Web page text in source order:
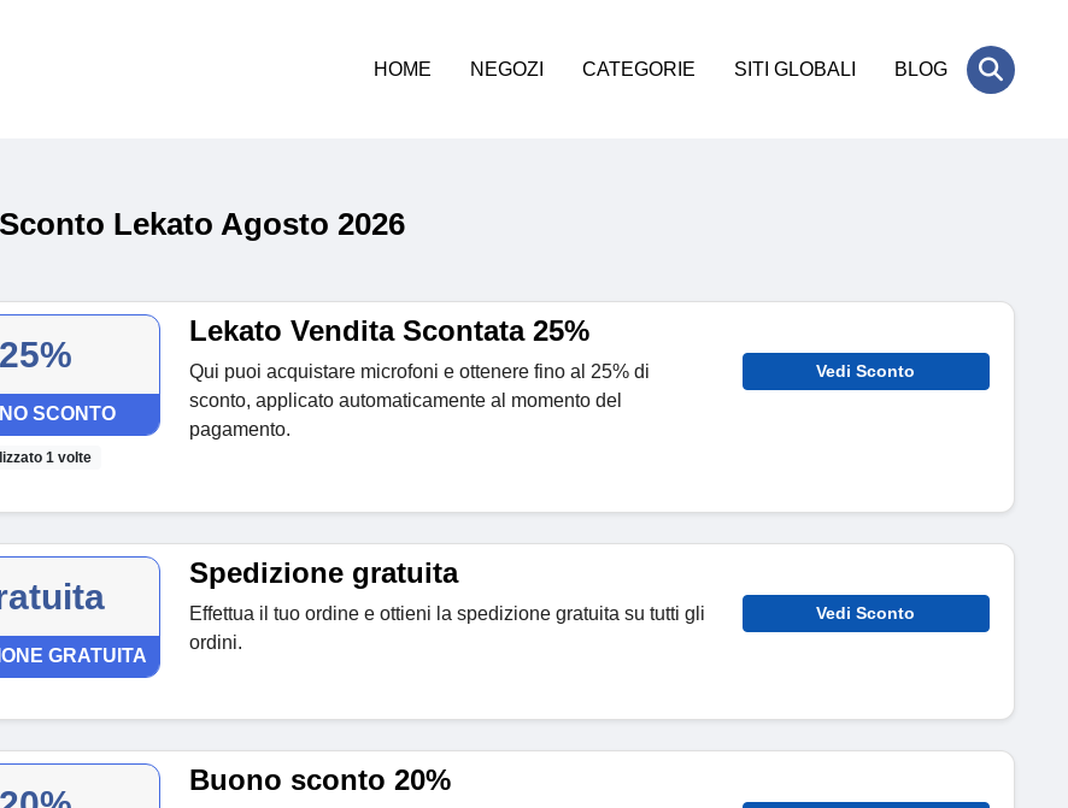
HOME NEGOZI CATEGORIE SITI GLOBALI BLOG
Lekato Agosto 2026
25%
SCONTO
1 volte
Lekato Vendita Scontata 25%
Qui puoi acquistare microfoni e ottenere fino al 25% di
sconto, applicato automaticamente al momento del
pagamento.
Vedi Sconto
GRATUITA
Spedizione gratuita
Effettua il tuo ordine e ottieni la spedizione gratuita su tutti gli
ordini.
Vedi Sconto
Buono sconto 20%